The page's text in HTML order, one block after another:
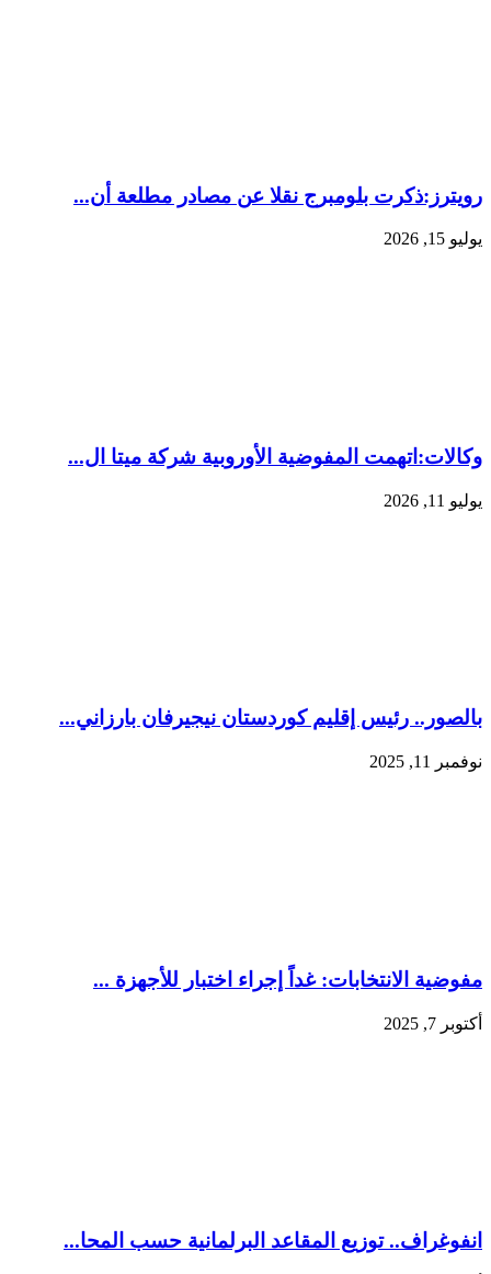
رويترز:‏ذكرت بلومبرج نقلا ​عن مصادر مطلعة ‌أن...
يوليو 15, 2026
وكالات:‏اتهمت المفوضية الأوروبية شركة ميتا ال...
يوليو 11, 2026
بالصور.. رئيس إقليم كوردستان نيجيرفان بارزاني...
نوفمبر 11, 2025
مفوضية الانتخابات: غداً إجراء اختبار للأجهزة ...
أكتوبر 7, 2025
انفوغراف.. توزيع المقاعد البرلمانية حسب المحا...